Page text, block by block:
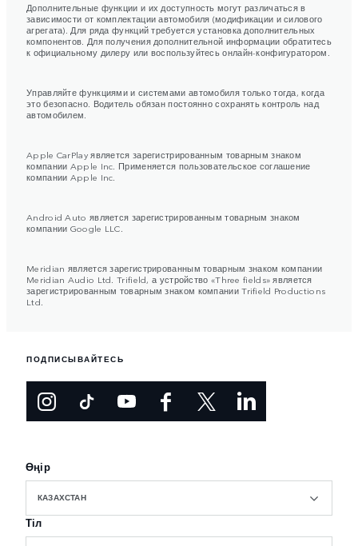
Дополнительные функции и их доступность могут различаться в
зависимости от комплектации автомобиля (модификации и силового
агрегата). Для ряда функций требуется установка дополнительных
компонентов. Для получения дополнительной информации обратитесь
к официальному дилеру или воспользуйтесь онлайн-конфигуратором.
Управляйте функциями и системами автомобиля только тогда, когда
это безопасно. Водитель обязан постоянно сохранять контроль над
автомобилем.
Apple CarPlay является зарегистрированным товарным знаком
компании Apple Inc. Применяется пользовательское соглашение
компании Apple Inc.
Android Auto является зарегистрированным товарным знаком
компании Google LLC.
Meridian является зарегистрированным товарным знаком компании
Meridian Audio Ltd. Trifield, а устройство «Three fields» является
зарегистрированным товарным знаком компании Trifield Productions
Ltd.
ПОДПИСЫВАЙТЕСЬ
Өңір
КАЗАХСТАН
Тіл